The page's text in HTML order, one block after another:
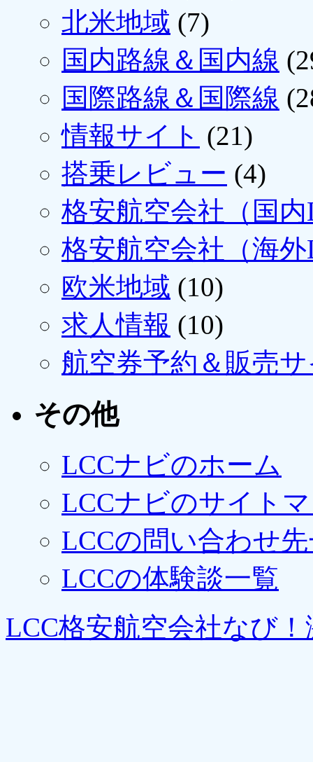
北米地域 (7)
国内路線＆国内線
国際路線＆国際線
情報サイト (21)
搭乗レビュー (4)
格安航空会社（国
格安航空会社（海
欧米地域 (10)
求人情報 (10)
航空券予約＆販売
その他
LCCナビのホーム
LCCナビのサイト
LCCの問い合わせ
LCCの体験談一覧
LCC格安航空会社なび